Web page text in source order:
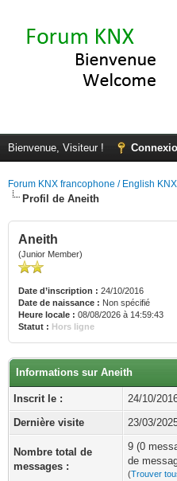
Bienvenue, Visiteur !
Forum KNX francophone / English
Profil de Aneith
Aneith
(Junior Member)
Date d’inscription : 24/10/2016
Date de naissance : Non spécifié
Heure locale : 08/08/2026 à 14:59:43
Statut : Hors ligne
Informations sur Aneith
Inscrit le :
24/10/
Dernière visite
23/03/
Nombre total de
messages :
9 (0
de
(Trouver